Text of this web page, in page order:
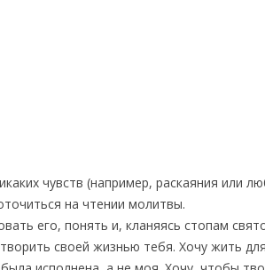
чувств (например, раскаяния или
на чтении молитвы.
его, понять и, кланяясь стопам
своей жизнью тебя. Хочу жить